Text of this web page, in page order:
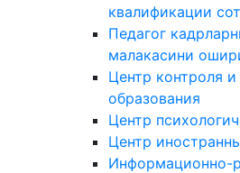
квалификации
Педагог
малакасини
Центр контроля
образования
Центр
Центр
Информационно-